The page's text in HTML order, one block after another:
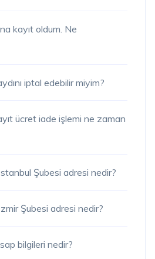
kayıt oldum. Ne
iptal edebilir miyim?
ücret iade işlemi ne zaman
Şubesi adresi nedir?
Şubesi adresi nedir?
bilgileri nedir?